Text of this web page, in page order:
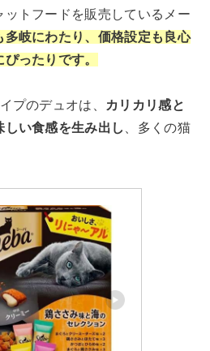
トフードを販売しているメー
多岐にわたり、価格設定も良心
ったりです。
プのデュオは、
カリカリ感と
しい食感を生み出し
、多くの猫